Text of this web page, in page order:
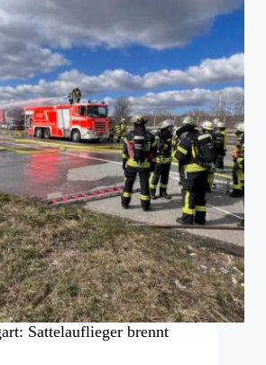
Sattelauflieger brennt